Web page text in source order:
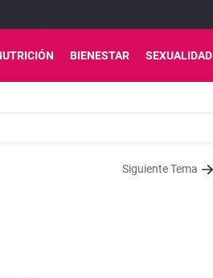
BIENESTAR SEXUALIDAD
Siguiente Tema